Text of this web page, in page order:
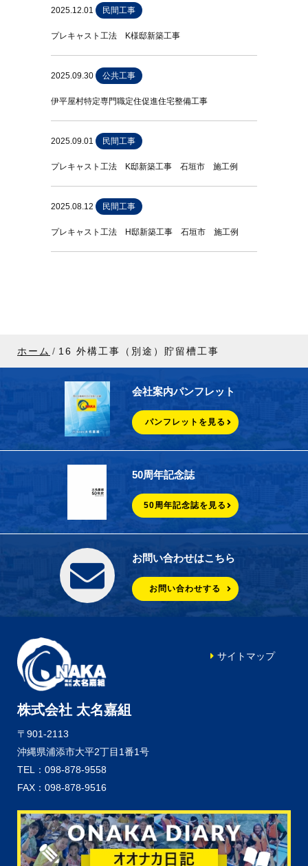
2025.12.01 民間工事
プレキャスト工法 K様邸新築工事
2025.09.30 公共工事
伊平屋村特定専門職定住促進住宅整備工事
2025.09.01 民間工事
プレキャスト工法 K邸新築工事 石垣市 施工例
2025.08.12 民間工事
プレキャスト工法 H邸新築工事 石垣市 施工例
ホーム 16 外構工事（別途）貯留槽工事
会社案内パンフレット
パンフレットを見る
50周年記念誌
50周年記念誌を見る
お問い合わせはこちら
お問い合わせする
株式会社 太名嘉組
〒901-2113
沖縄県浦添市大平2丁目1番1号
TEL：098-878-9558
FAX：098-878-9516
サイトマップ